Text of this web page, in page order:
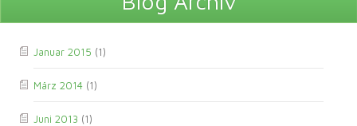
Januar 2015 (1)
März 2014 (1)
Juni 2013 (1)